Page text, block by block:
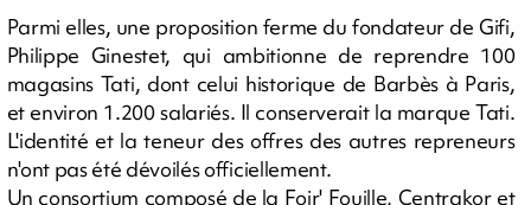
Parmi elles, une proposition ferme du fondateur de Gifi,
Philippe Ginestet, qui ambitionne de reprendre 100
magasins Tati, dont celui historique de Barbès à Paris,
et environ 1.200 salariés. Il conserverait la marque Tati.
L'identité et la teneur des offres des autres repreneurs
n'ont pas été dévoilés officiellement.
Un consortium composé de la Foir' Fouille, Centrakor et